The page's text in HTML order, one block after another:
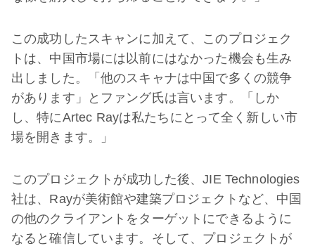
この成功したスキャンに加えて、このプロジェク
トは、中国市場には以前にはなかった機会も生み
出しました。「他のスキャナは中国で多くの競争
があります」とファング氏は言います。「しか
し、特にArtec Rayは私たちにとって全く新しい市
場を開きます。」
このプロジェクトが成功した後、JIE Technologies
社は、Rayが美術館や建築プロジェクトなど、中国
の他のクライアントをターゲットにできるように
なると確信しています。そして、プロジェクトが